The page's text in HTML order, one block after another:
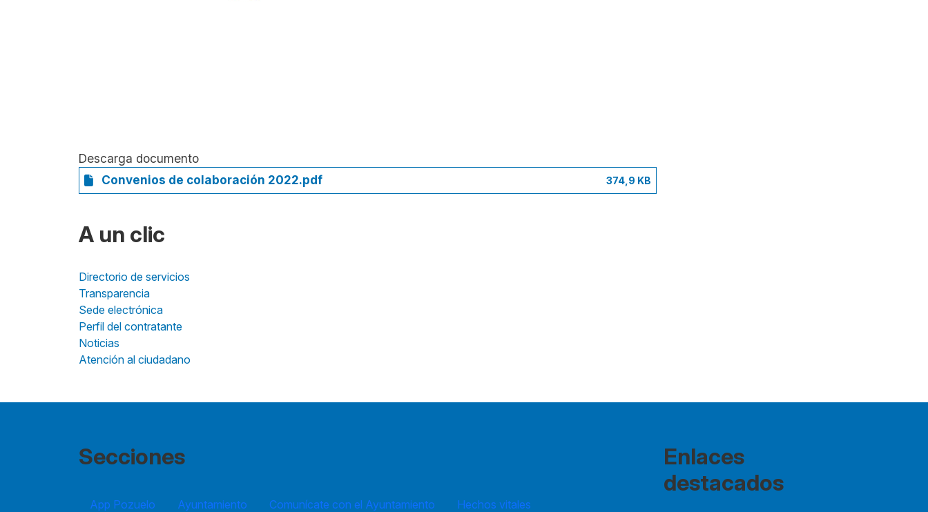
Descarga documento
Convenios de colaboración 2022.pdf
374,9 KB
A un clic
Directorio de servicios
Transparencia
Sede electrónica
Perfil del contratante
Noticias
Atención al ciudadano
Secciones
App Pozuelo Ayuntamiento Comunícate con el Ayuntamiento
Hechos vitales
Enlaces
destacados